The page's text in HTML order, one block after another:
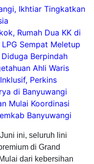
Ikhtiar Tingkatkan
Rumah Dua KK di
Sempat Meletup
Berpindah
Ahli Waris
Perkins
di Banyuwangi
Mulai Koordinasi
Banyuwangi
ini, seluruh lini
di Grand
dari kebersihan